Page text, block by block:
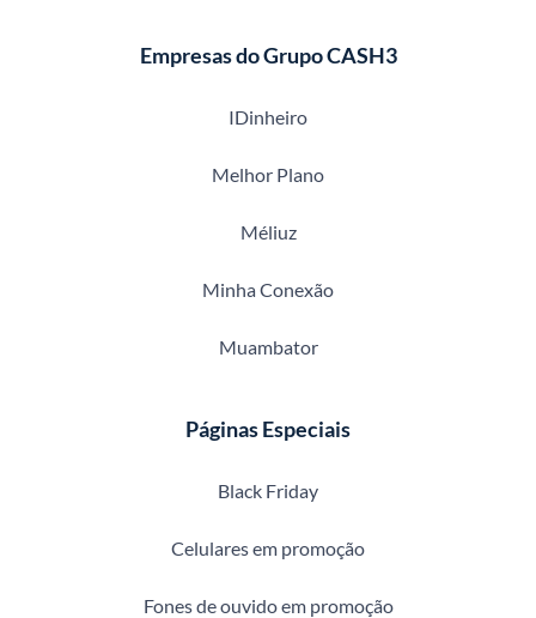
Empresas do Grupo CASH3
IDinheiro
Melhor Plano
Méliuz
Minha Conexão
Muambator
Páginas Especiais
Black Friday
Celulares em promoção
Fones de ouvido em promoção